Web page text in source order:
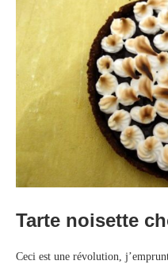
Tarte noisette
Ceci est une révolution,